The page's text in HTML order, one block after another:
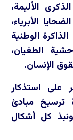
الأليمة،
الأبرياء،
الوطنية
الطغيان،
الإنسان.
على استذكار
ترسيخ مبادئ
كل أشكال